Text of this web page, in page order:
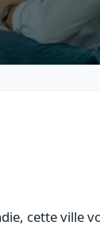
cette ville